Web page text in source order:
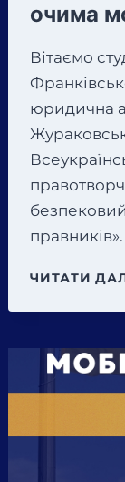
очима
Вітаємо
юридична
правників».
ЧИТАТИ